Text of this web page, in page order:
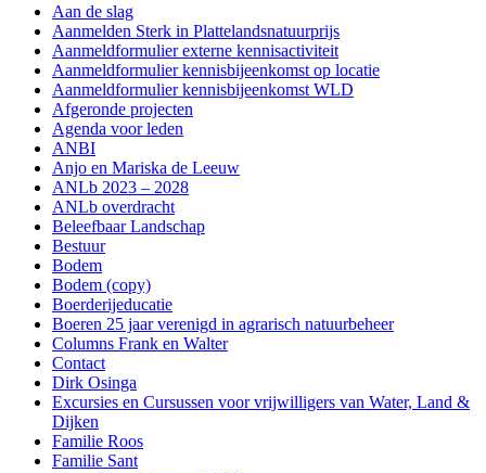
Aan de slag
Aanmelden Sterk in Plattelandsnatuurprijs
Aanmeldformulier externe kennisactiviteit
Aanmeldformulier kennisbijeenkomst op locatie
Aanmeldformulier kennisbijeenkomst WLD
Afgeronde projecten
Agenda voor leden
ANBI
Anjo en Mariska de Leeuw
ANLb 2023 – 2028
ANLb overdracht
Beleefbaar Landschap
Bestuur
Bodem
Bodem (copy)
Boerderijeducatie
Boeren 25 jaar verenigd in agrarisch natuurbeheer
Columns Frank en Walter
Contact
Dirk Osinga
Excursies en Cursussen voor vrijwilligers van Water, Land &
Dijken
Familie Roos
Familie Sant